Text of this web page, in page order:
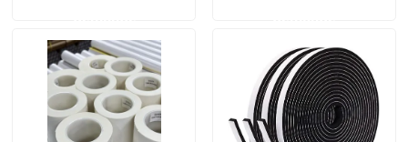
Ruban adhésif de tapis
double bande dégrossie de mousse